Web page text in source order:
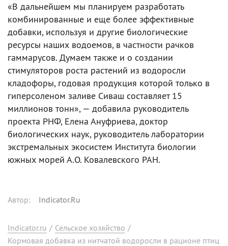
«В дальнейшем мы планируем разработать
комбинированные и еще более эффективные
добавки, используя и другие биологические
ресурсы наших водоемов, в частности рачков
гаммарусов. Думаем также и о создании
стимуляторов роста растений из водоросли
кладофоры, годовая продукция которой только в
гиперсоленом заливе Сиваш составляет 15
миллионов тонн», — добавила руководитель
проекта РНФ, Елена Ануфриева, доктор
биологических наук, руководитель лаборатории
экстремальных экосистем Института биологии
южных морей А.О. Ковалевского РАН.
Автор: Indicator.Ru
Indicator.ru / Сельское хозяйство /
Кормовая добавка из нитчатой водоросли в рационе птиц